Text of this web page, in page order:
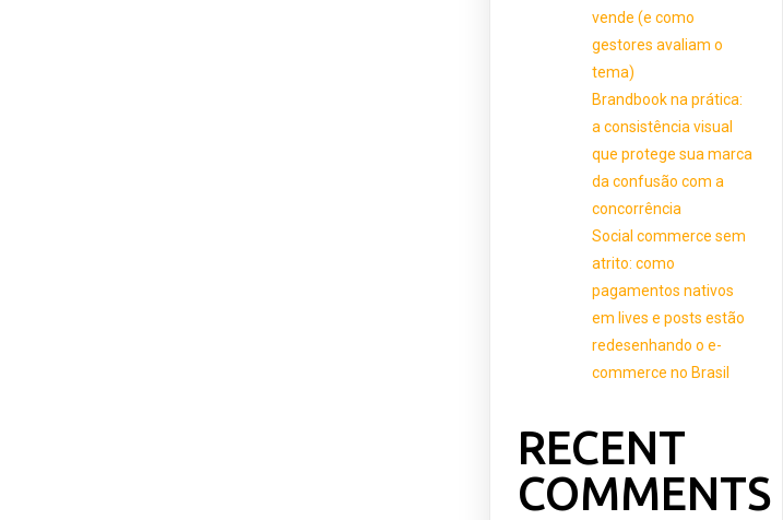
vende (e como
gestores avaliam o
tema)
Brandbook na prática:
a consistência visual
que protege sua marca
da confusão com a
concorrência
Social commerce sem
atrito: como
pagamentos nativos
em lives e posts estão
redesenhando o e-
commerce no Brasil
RECENT
COMMENTS